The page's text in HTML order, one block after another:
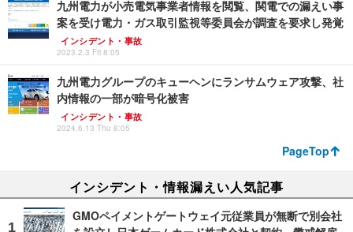
九州電力が小売電気事業者情報を閲覧、関電での漏えい事
案を受け電力・ガス取引監視等委員会が調査を要求し発覚
インシデント・事故
2023.2.3 Fri 8:05
九州電力グループのキューヘンにランサムウェア攻撃、社
内情報の一部が暗号化被害
インシデント・事故
2024.6.13 Thu 8:05
PageTop
インシデント・情報漏えい人気記事
GMOペイメントゲートウェイ元従業員が無断で別会社